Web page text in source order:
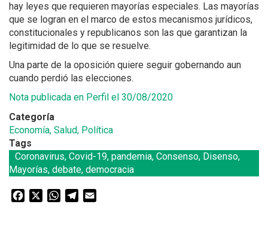
hay leyes que requieren mayorías especiales. Las mayorías
que se logran en el marco de estos mecanismos jurídicos,
constitucionales y republicanos son las que garantizan la
legitimidad de lo que se resuelve.
Una parte de la oposición quiere seguir gobernando aun
cuando perdió las elecciones.
Nota publicada en Perfil el 30/08/2020
Categoría
Economía, Salud, Política
Tags
Coronavirus, Covid-19, pandemia, Consenso, Disenso,
Mayorías, debate, democracia
Facebook WhatsAppTelegram